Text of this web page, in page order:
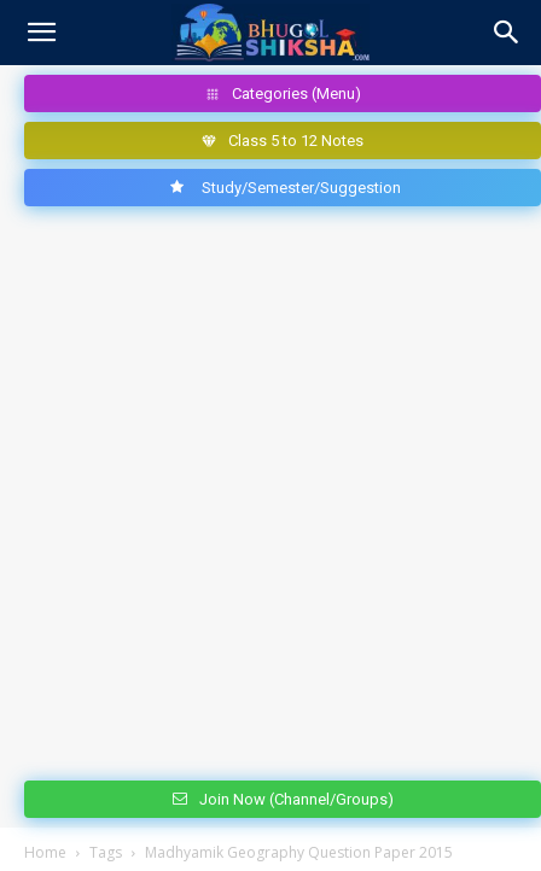
Categories (Menu)
Class 5 to 12 Notes
Study/Semester/Suggestion
Join Now (Channel/Groups)
Home Tags Madhyamik Geography Question Paper 2015